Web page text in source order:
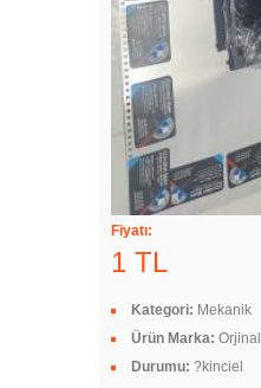
Fiyatı:
1 TL
Kategori: Mekanik
Ürün Marka: Orjinal
Durumu: ?kinciel